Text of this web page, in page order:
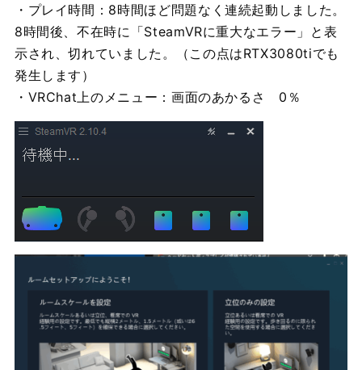
・プレイ時間：8時間ほど問題なく連続起動しました。
8時間後、不在時に「SteamVRに重大なエラー」と表
示され、切れていました。（この点はRTX3080tiでも
発生します）
・VRChat上のメニュー：画面のあかるさ 0％